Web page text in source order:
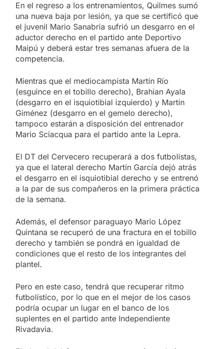
En el regreso a los entrenamientos, Quilmes sumó
una nueva baja por lesión, ya que se certificó que
el juvenil Mario Sanabria sufrió un desgarro en el
aductor derecho en el partido ante Deportivo
Maipú y deberá estar tres semanas afuera de la
competencia.
Mientras que el mediocampista Martín Río
(esguince en el tobillo derecho), Brahian Ayala
(desgarro en el isquiotibial izquierdo) y Martín
Giménez (desgarro en el gemelo derecho),
tampoco estarán a disposición del entrenador
Mario Sciacqua para el partido ante la Lepra.
El DT del Cervecero recuperará a dos futbolistas,
ya que el lateral derecho Martín García dejó atrás
el desgarro en el isquiotibial derecho y se entrenó
a la par de sus compañeros en la primera práctica
de la semana.
Además, el defensor paraguayo Mario López
Quintana se recuperó de una fractura en el tobillo
derecho y también se pondrá en igualdad de
condiciones que el resto de los integrantes del
plantel.
Pero en este caso, tendrá que recuperar ritmo
futbolístico, por lo que en el mejor de los casos
podría ocupar un lugar en el banco de los
suplentes en el partido ante Independiente
Rivadavia.